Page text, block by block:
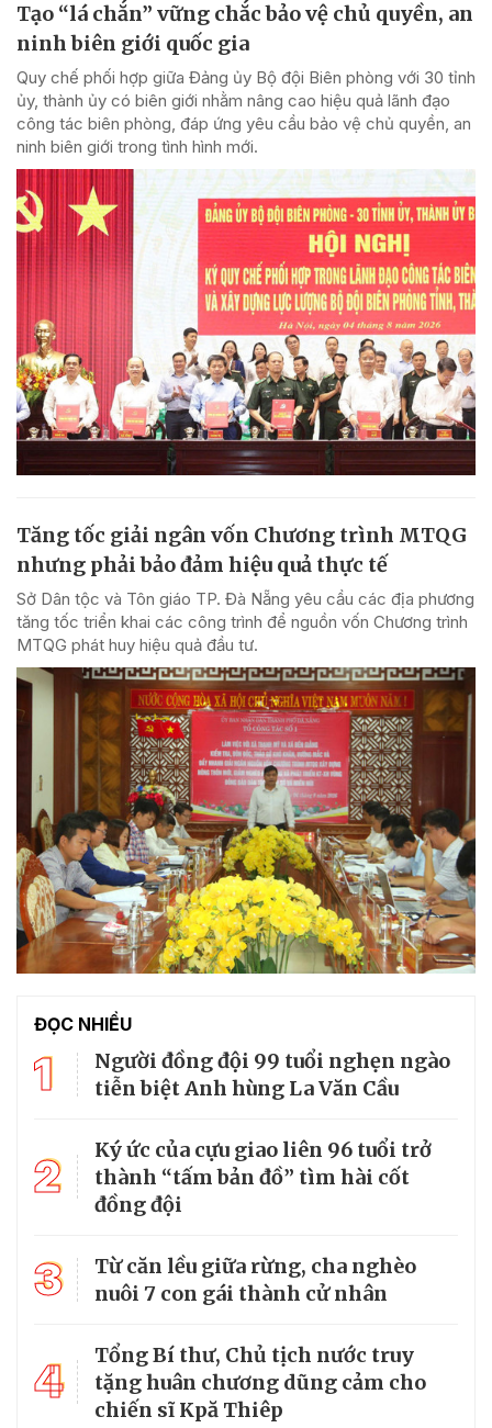
Tạo “lá chắn” vững chắc bảo vệ chủ quyền, an
ninh biên giới quốc gia
Quy chế phối hợp giữa Đảng ủy Bộ đội Biên phòng với 30 tỉnh
ủy, thành ủy có biên giới nhằm nâng cao hiệu quả lãnh đạo
công tác biên phòng, đáp ứng yêu cầu bảo vệ chủ quyền, an
ninh biên giới trong tình hình mới.
Tăng tốc giải ngân vốn Chương trình MTQG
nhưng phải bảo đảm hiệu quả thực tế
Sở Dân tộc và Tôn giáo TP. Đà Nẵng yêu cầu các địa phương
tăng tốc triển khai các công trình để nguồn vốn Chương trình
MTQG phát huy hiệu quả đầu tư.
ĐỌC NHIỀU
1
Người đồng đội 99 tuổi nghẹn ngào
tiễn biệt Anh hùng La Văn Cầu
2
Ký ức của cựu giao liên 96 tuổi trở
thành “tấm bản đồ” tìm hài cốt
đồng đội
3
Từ căn lều giữa rừng, cha nghèo
nuôi 7 con gái thành cử nhân
4
Tổng Bí thư, Chủ tịch nước truy
tặng huân chương dũng cảm cho
chiến sĩ Kpă Thiêp